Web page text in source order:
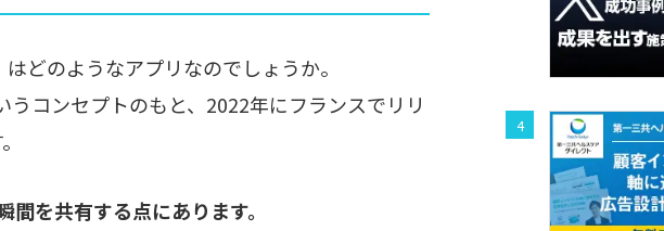
どのようなアプリなのでしょうか。
うコンセプトのもと、2022年にフランスでリリ
を共有する点にあります。